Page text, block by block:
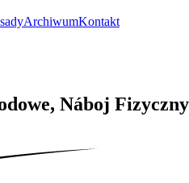
ArchiwumKontakt
Náboj